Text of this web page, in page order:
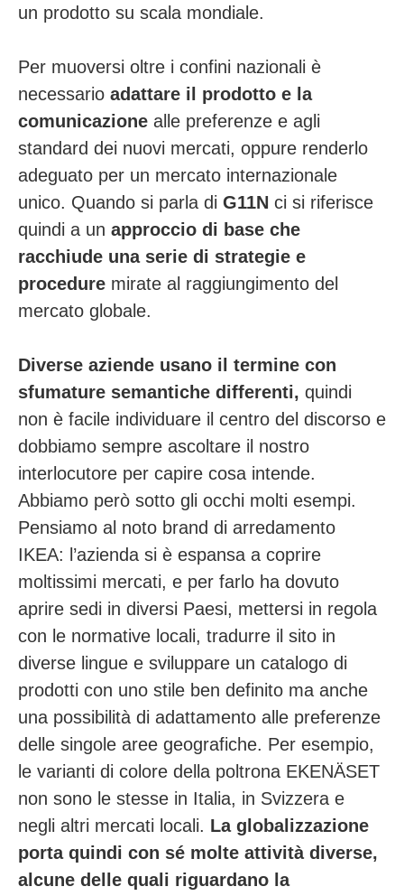
un prodotto su scala mondiale.
Per muoversi oltre i confini nazionali è
necessario adattare il prodotto e la
comunicazione alle preferenze e agli
standard dei nuovi mercati, oppure renderlo
adeguato per un mercato internazionale
unico. Quando si parla di G11N ci si riferisce
quindi a un approccio di base che
racchiude una serie di strategie e
procedure mirate al raggiungimento del
mercato globale.
Diverse aziende usano il termine con
sfumature semantiche differenti, quindi
non è facile individuare il centro del discorso e
dobbiamo sempre ascoltare il nostro
interlocutore per capire cosa intende.
Abbiamo però sotto gli occhi molti esempi.
Pensiamo al noto brand di arredamento
IKEA: l’azienda si è espansa a coprire
moltissimi mercati, e per farlo ha dovuto
aprire sedi in diversi Paesi, mettersi in regola
con le normative locali, tradurre il sito in
diverse lingue e sviluppare un catalogo di
prodotti con uno stile ben definito ma anche
una possibilità di adattamento alle preferenze
delle singole aree geografiche. Per esempio,
le varianti di colore della poltrona EKENÄSET
non sono le stesse in Italia, in Svizzera e
negli altri mercati locali. La globalizzazione
porta quindi con sé molte attività diverse,
alcune delle quali riguardano la